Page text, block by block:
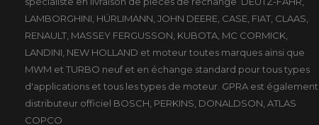
LAMBORGHINI, HÜRLIMANN, JOHN DEERE, CASE, FIAT, CLAAS,
RENAULT, MASSEY FERGUSSON, KUBOTA, MC CORMICK,
LANDINI, NEW HOLLAND et moteur toutes marques ainsi que
MWM et TURBO neuf et en échange standard pour tous types
d'applications et tous les types de moteur. GPRA est également
distributeur officiel BOSCH, PERKINS, DONALDSON, ATLAS
COPCO